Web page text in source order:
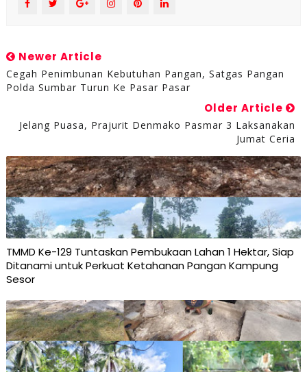
Newer Article
Cegah Penimbunan Kebutuhan Pangan, Satgas Pangan
Polda Sumbar Turun Ke Pasar Pasar
Older Article
Jelang Puasa, Prajurit Denmako Pasmar 3 Laksanakan
Jumat Ceria
TMMD Ke-129 Tuntaskan Pembukaan Lahan 1 Hektar, Siap
Ditanami untuk Perkuat Ketahanan Pangan Kampung
Sesor